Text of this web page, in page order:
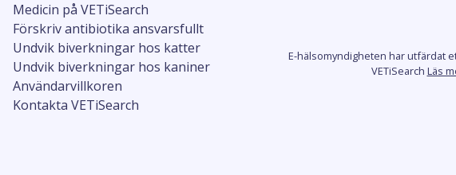
Medicin på VETiSearch
Förskriv antibiotika ansvarsfullt
Undvik biverkningar hos katter
Undvik biverkningar hos kaniner
Användarvillkoren
Kontakta VETiSearch
E-hälsomyndigheten har utfärdat
VETiSearch Läs